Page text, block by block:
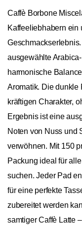
Caffè Borbone
Kaffeeliebhabern ein
ausgewählte
harmonische
Aromatik. Die dunkle
kräftigen Charakter,
Ergebnis ist eine
Noten von Nuss und
verwöhnen. Mit 150
Packung ideal für
suchen. Jeder Pad
für eine perfekte
zubereitet werden
samtiger Caffè Latte